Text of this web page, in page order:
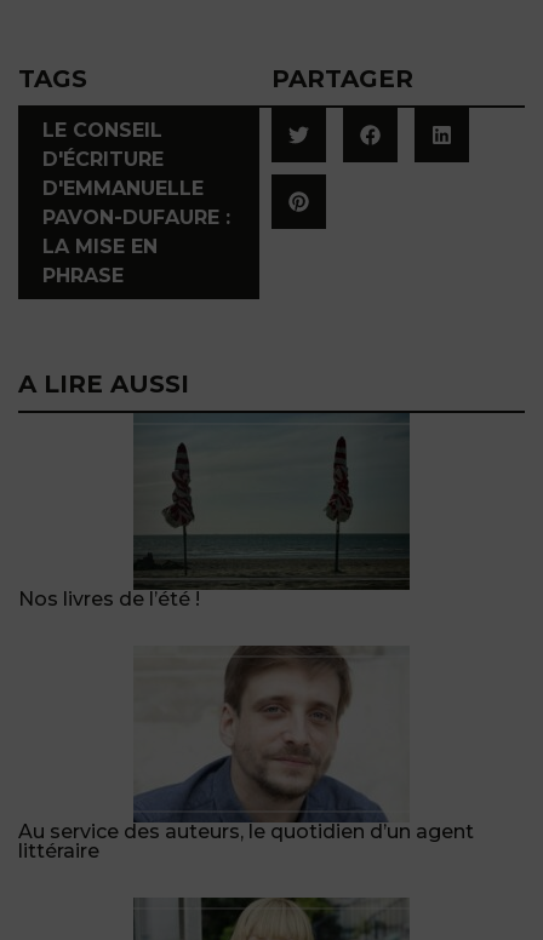
TAGS
LE CONSEIL
D'ÉCRITURE
D'EMMANUELLE
PAVON-DUFAURE :
LA MISE EN
PHRASE
PARTAGER
A LIRE AUSSI
Nos livres de l’été !
Au service des auteurs, le quotidien d’un agent
littéraire